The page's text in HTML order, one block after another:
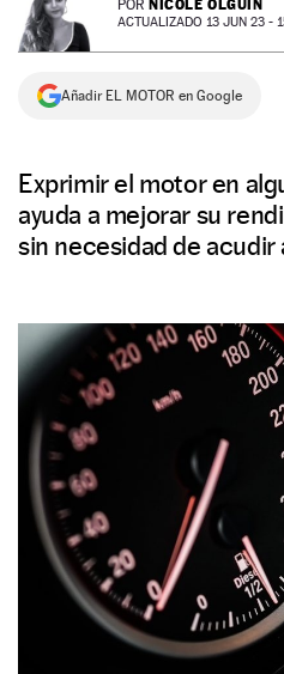
NEWSLETTER
SÍGUENOS
POR NICOLE OLGUÍN
ACTUALIZADO 13 JUN 23 -
Añadir EL MOTOR en Google
Exprimir el motor en
ayuda a mejorar su
sin necesidad de acudir